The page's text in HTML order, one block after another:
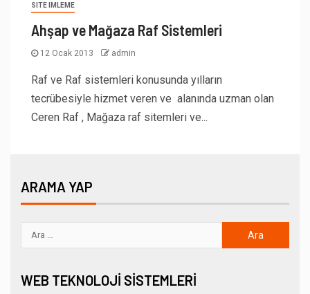
SITE IMLEME
Ahşap ve Mağaza Raf Sistemleri
12 Ocak 2013 admin
Raf ve Raf sistemleri konusunda yılların
tecrübesiyle hizmet veren ve alanında uzman olan
Ceren Raf , Mağaza raf sitemleri ve...
ARAMA YAP
WEB TEKNOLOJI SISTEMLERI